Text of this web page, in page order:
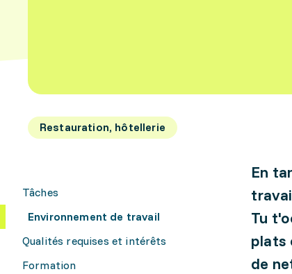
Restauration, hôtellerie
Tâches
Environnement de travail
Qualités requises et intérêts
Formation
En
Tu
plats
de